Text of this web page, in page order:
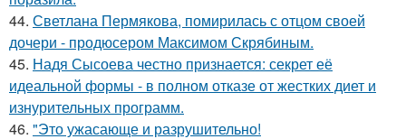
44. Светлана Пермякова, помирилась с отцом своей
дочери - продюсером Максимом Скрябиным.
45. Надя Сысоева честно признается: секрет её
идеальной формы - в полном отказе от жестких диет и
изнурительных программ.
46. "Это ужасающе и разрушительно!